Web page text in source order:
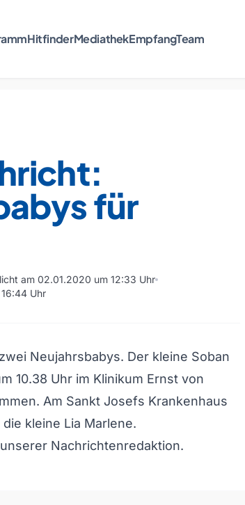
HitfinderMediathekEmpfangTeam
für
am 02.01.2020 um 12:33 Uhr
Uhr
Neujahrsbabys. Der kleine Soban
10.38 Uhr im Klinikum Ernst von
Am Sankt Josefs Krankenhaus
kleine Lia Marlene.
Nachrichtenredaktion.